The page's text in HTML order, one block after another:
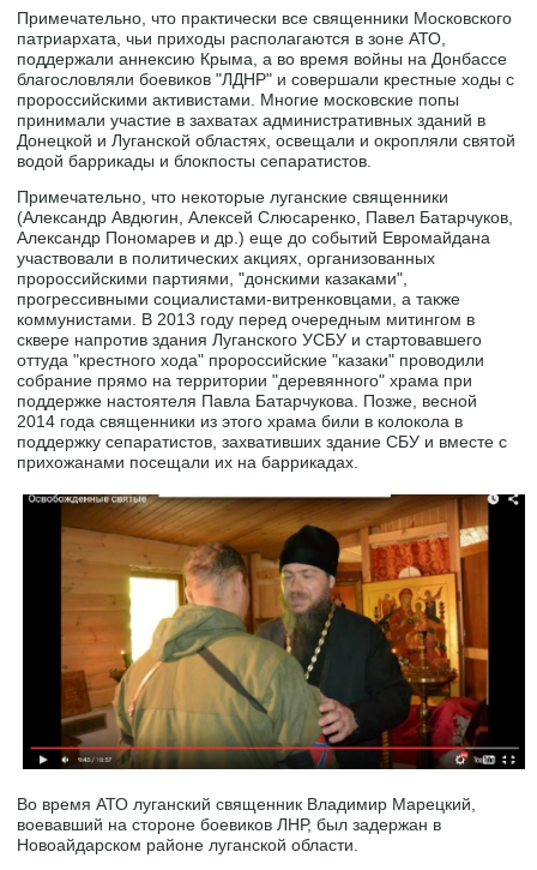
Примечательно, что практически все священники Московского
патриархата, чьи приходы располагаются в зоне АТО,
поддержали аннексию Крыма, а во время войны на Донбассе
благословляли боевиков "ЛДНР" и совершали крестные ходы с
пророссийскими активистами. Многие московские попы
принимали участие в захватах административных зданий в
Донецкой и Луганской областях, освещали и окропляли святой
водой баррикады и блокпосты сепаратистов.
Примечательно, что некоторые луганские священники
(Александр Авдюгин, Алексей Слюсаренко, Павел Батарчуков,
Александр Пономарев и др.) еще до событий Евромайдана
участвовали в политических акциях, организованных
пророссийскими партиями, "донскими казаками",
прогрессивными социалистами-витренковцами, а также
коммунистами. В 2013 году перед очередным митингом в
сквере напротив здания Луганского УСБУ и стартовавшего
оттуда "крестного хода" пророссийские "казаки" проводили
собрание прямо на территории "деревянного" храма при
поддержке настоятеля Павла Батарчукова. Позже, весной
2014 года священники из этого храма били в колокола в
поддержку сепаратистов, захвативших здание СБУ и вместе с
прихожанами посещали их на баррикадах.
Во время АТО луганский священник Владимир Марецкий,
воевавший на стороне боевиков ЛНР, был задержан в
Новоайдарском районе луганской области.